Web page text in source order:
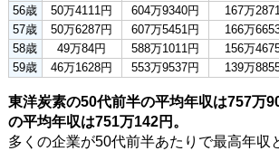
56歳
50万4111円 604万9340円 167万
57歳
50万6287円 607万5451円 166万
58歳
49万84円 588万1011円 156万
59歳
46万1628円 553万9537円 139万
東洋炭素の50代前半の平均年収は757万
の平均年収は751万142円。
多くの企業が50代前半あたりで最高年収